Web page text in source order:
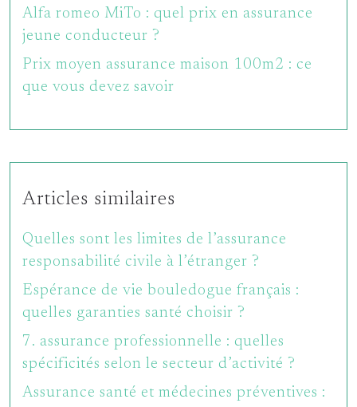
Alfa romeo MiTo : quel prix en assurance
jeune conducteur ?
Prix moyen assurance maison 100m2 : ce
que vous devez savoir
Articles similaires
Quelles sont les limites de l’assurance
responsabilité civile à l’étranger ?
Espérance de vie bouledogue français :
quelles garanties santé choisir ?
7. assurance professionnelle : quelles
spécificités selon le secteur d’activité ?
Assurance santé et médecines préventives :